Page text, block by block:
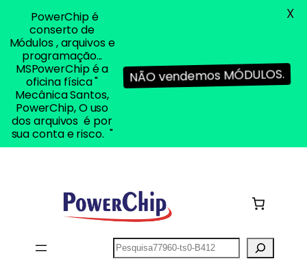
Pesquisar
PowerChip é
conserto de
Módulos , arquivos e
programação...
MSPowerChip é a
oficina física "
Mecânica Santos,
PowerChip, O uso
dos arquivos é por
sua conta e risco. "
NÃO vendemos MÓDULOS.
X